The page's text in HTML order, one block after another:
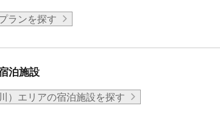
ランを探す
泊施設
）エリアの宿泊施設を探す